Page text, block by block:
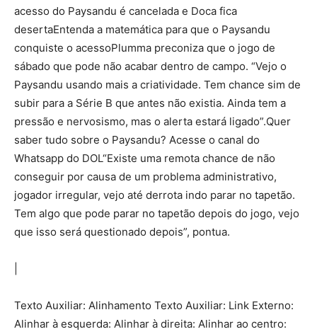
acesso do Paysandu é cancelada e Doca fica
desertaEntenda a matemática para que o Paysandu
conquiste o acessoPlumma preconiza que o jogo de
sábado que pode não acabar dentro de campo. “Vejo o
Paysandu usando mais a criatividade. Tem chance sim de
subir para a Série B que antes não existia. Ainda tem a
pressão e nervosismo, mas o alerta estará ligado”.Quer
saber tudo sobre o Paysandu? Acesse o canal do
Whatsapp do DOL“Existe uma remota chance de não
conseguir por causa de um problema administrativo,
jogador irregular, vejo até derrota indo parar no tapetão.
Tem algo que pode parar no tapetão depois do jogo, vejo
que isso será questionado depois”, pontua.
Texto Auxiliar: Alinhamento Texto Auxiliar: Link Externo:
Alinhar à esquerda: Alinhar à direita: Alinhar ao centro: